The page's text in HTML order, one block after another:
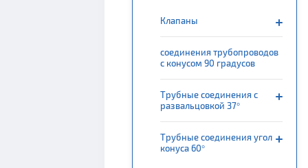
Клапаны
соединения трубопроводов
с конусом 90 градусов
Трубные соединения с
развальцовкой 37°
Трубные соединения угол
конуса 60°